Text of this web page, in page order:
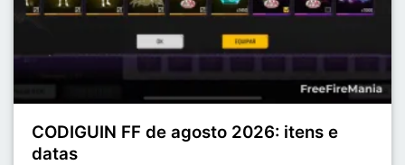
CODIGUIN FF de agosto 2026: itens e
datas